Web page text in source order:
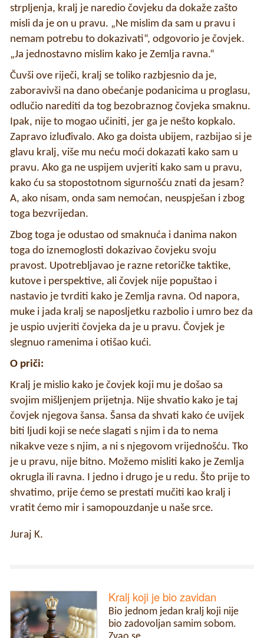
strpljenja, kralj je naredio čovjeku da dokaže zašto
misli da je on u pravu. „Ne mislim da sam u pravu i
nemam potrebu to dokazivati“, odgovorio je čovjek.
„Ja jednostavno mislim kako je Zemlja ravna.“
Čuvši ove riječi, kralj se toliko razbjesnio da je,
zaboravivši na dano obećanje podanicima u proglasu,
odlučio narediti da tog bezobraznog čovjeka smaknu.
Ipak, nije to mogao učiniti, jer ga je nešto kopkalo.
Zapravo izluđivalo. Ako ga doista ubijem, razbijao si je
glavu kralj, više mu neću moći dokazati kako sam u
pravu. Ako ga ne uspijem uvjeriti kako sam u pravu,
kako ću sa stopostotnom sigurnošću znati da jesam?
A, ako nisam, onda sam nemoćan, neuspješan i zbog
toga bezvrijedan.
Zbog toga je odustao od smaknuća i danima nakon
toga do iznemoglosti dokazivao čovjeku svoju
pravost. Upotrebljavao je razne retoričke taktike,
kutove i perspektive, ali čovjek nije popuštao i
nastavio je tvrditi kako je Zemlja ravna. Od napora,
muke i jada kralj se naposljetku razbolio i umro bez da
je uspio uvjeriti čovjeka da je u pravu. Čovjek je
slegnuo ramenima i otišao kući.
O priči:
Kralj je mislio kako je čovjek koji mu je došao sa
svojim mišljenjem prijetnja. Nije shvatio kako je taj
čovjek njegova šansa. Šansa da shvati kako će uvijek
biti ljudi koji se neće slagati s njim i da to nema
nikakve veze s njim, a ni s njegovom vrijednošću. Tko
je u pravu, nije bitno. Možemo misliti kako je Zemlja
okrugla ili ravna. I jedno i drugo je u redu. Što prije to
shvatimo, prije ćemo se prestati mučiti kao kralj i
vratit ćemo mir i samopouzdanje u naše srce.
Juraj K.
Kralj koji je bio zavidan
Bio jednom jedan kralj koji nije
bio zadovoljan samim sobom.